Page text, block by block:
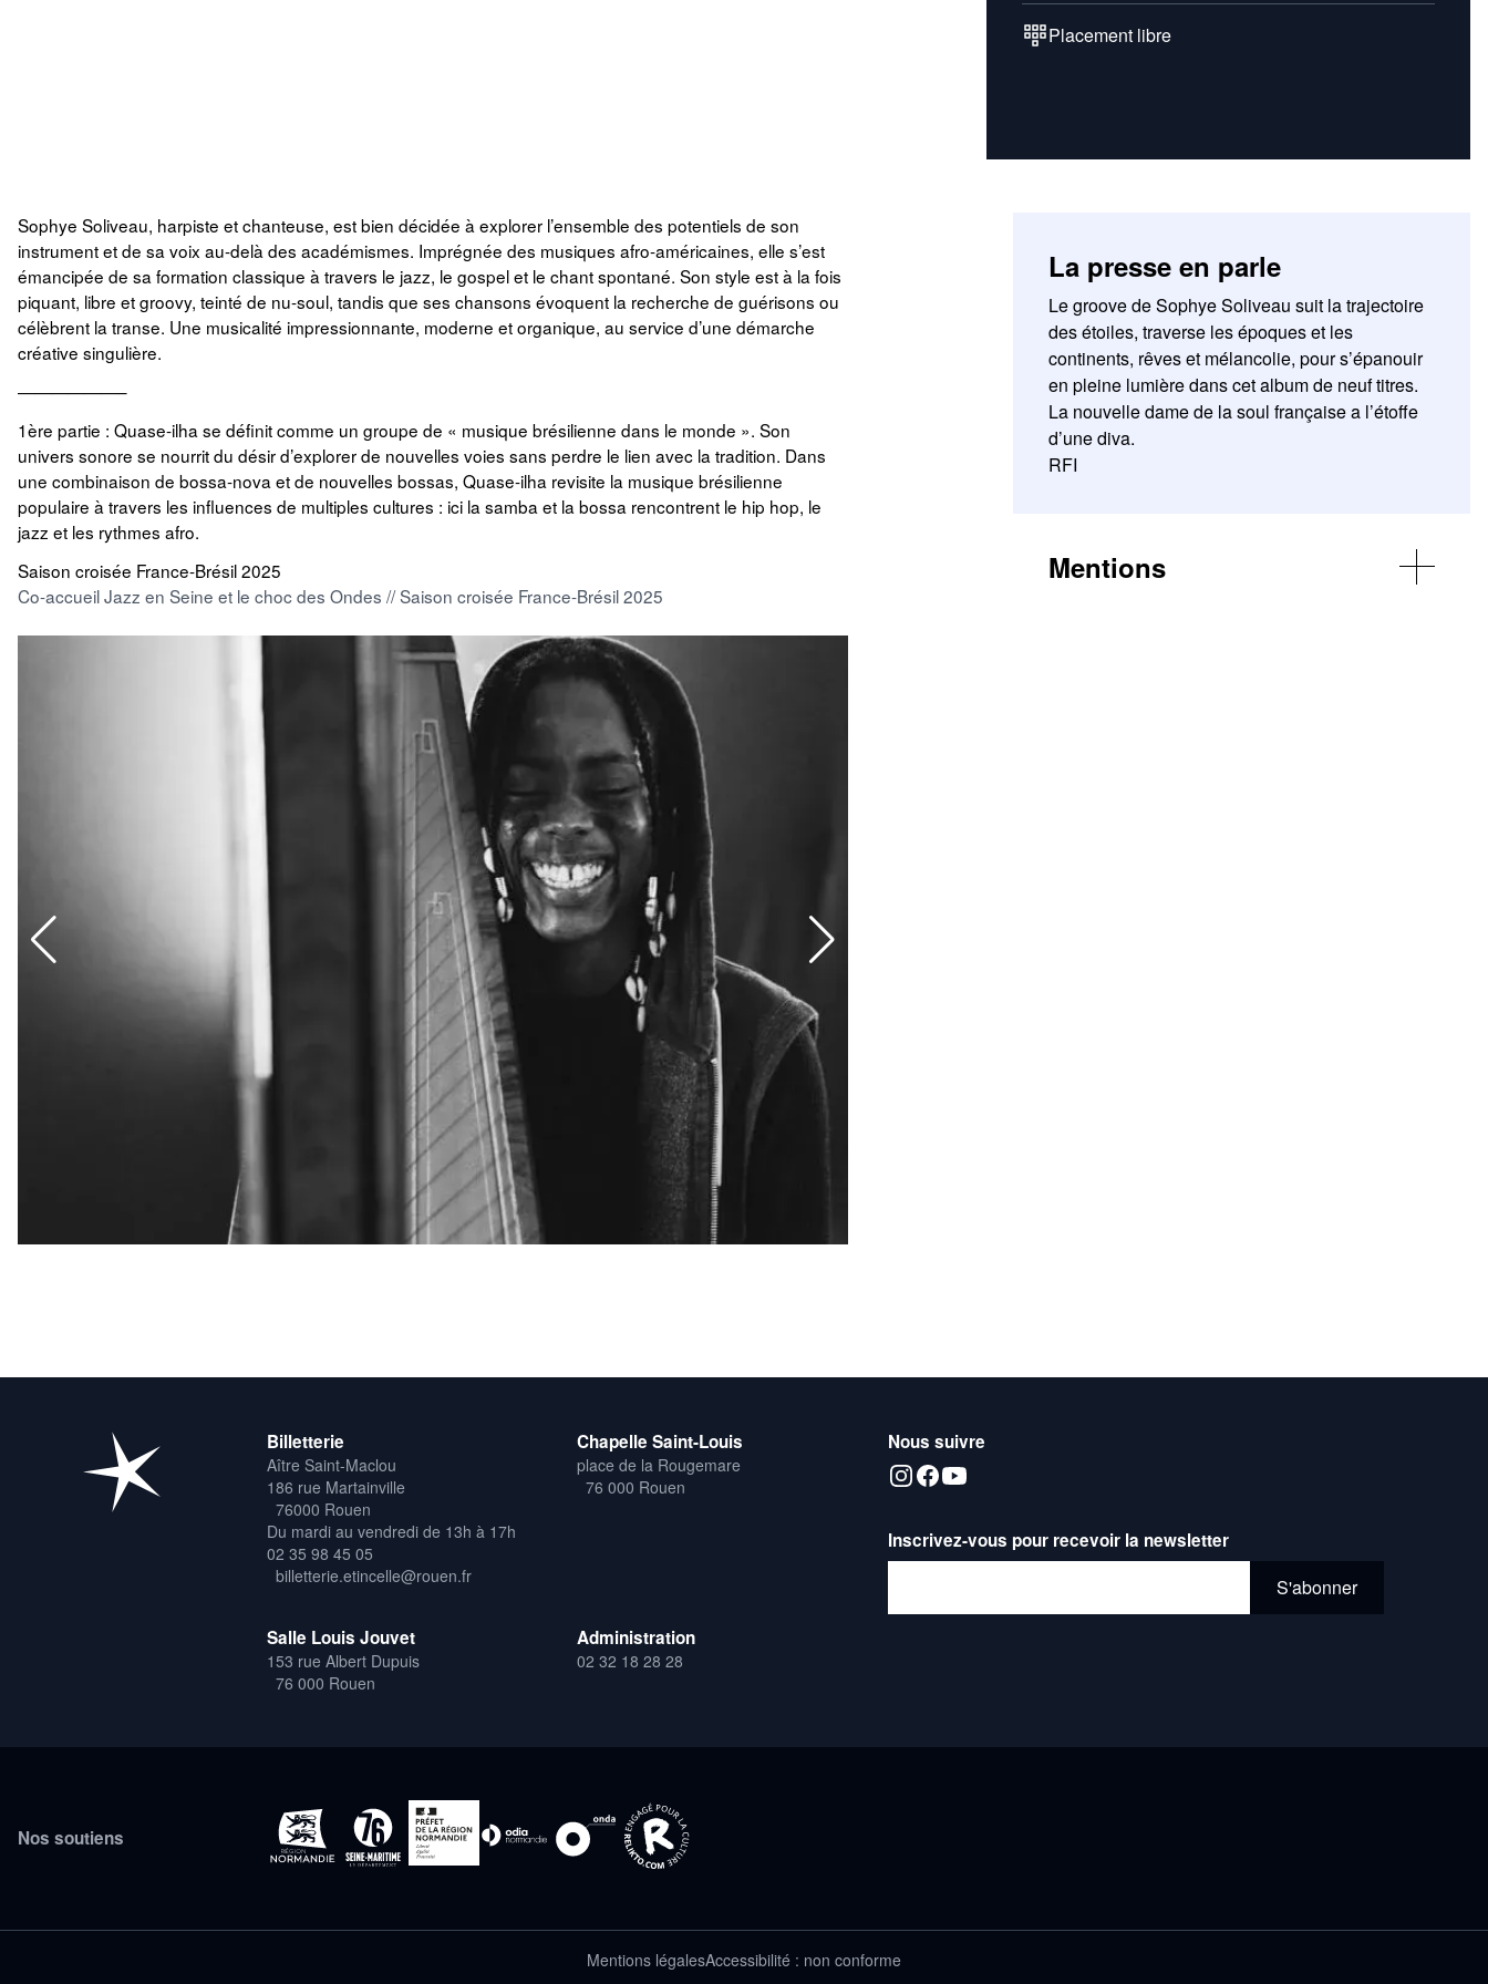
Placement libre
Sophye Soliveau, harpiste et chanteuse, est bien décidée à explorer l’ensemble des potentiels de son
instrument et de sa voix au-delà des académismes. Imprégnée des musiques afro-américaines, elle s’est
émancipée de sa formation classique à travers le jazz, le gospel et le chant spontané. Son style est à la fois
piquant, libre et groovy, teinté de nu-soul, tandis que ses chansons évoquent la recherche de guérisons ou
célèbrent la transe. Une musicalité impressionnante, moderne et organique, au service d’une démarche
créative singulière.
——————–
1ère partie : Quase-ilha se définit comme un groupe de « musique brésilienne dans le monde ». Son
univers sonore se nourrit du désir d’explorer de nouvelles voies sans perdre le lien avec la tradition. Dans
une combinaison de bossa-nova et de nouvelles bossas, Quase-ilha revisite la musique brésilienne
populaire à travers les influences de multiples cultures : ici la samba et la bossa rencontrent le hip hop, le
jazz et les rythmes afro.
Saison croisée France-Brésil 2025
Co-accueil Jazz en Seine et le choc des Ondes // Saison croisée France-Brésil 2025
La presse en parle
Le groove de Sophye Soliveau suit la trajectoire
des étoiles, traverse les époques et les
continents, rêves et mélancolie, pour s’épanouir
en pleine lumière dans cet album de neuf titres.
La nouvelle dame de la soul française a l’étoffe
d’une diva.
RFI
Mentions
Billetterie
Aître Saint-Maclou
186 rue Martainville
76000 Rouen
Du mardi au vendredi de 13h à 17h
02 35 98 45 05
billetterie.etincelle@rouen.fr
Chapelle Saint-Louis
place de la Rougemare
76 000 Rouen
Salle Louis Jouvet
153 rue Albert Dupuis
76 000 Rouen
Administration
02 32 18 28 28
Nous suivre
Inscrivez-vous pour recevoir la newsletter
Nos soutiens
Mentions légalesAccessibilité : non conforme